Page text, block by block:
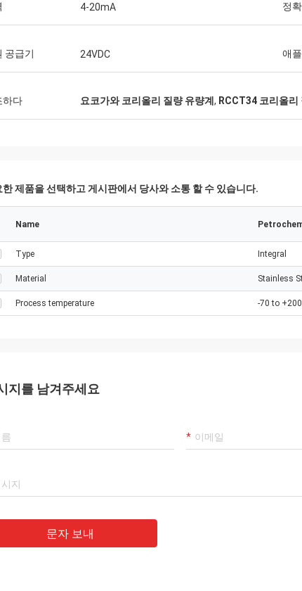
4-20mA 정
공급기 24VDC 애
하다 요코가와 코리올리 질량 유량계 , RCCT34 코리올리
한 제품을 선택하고 게시판에서 당사와 소통 할 수 있습니다.
Name
Type Integral
Material Stainless
Process temperature -70 to
지를 남겨주세요
문자 보내